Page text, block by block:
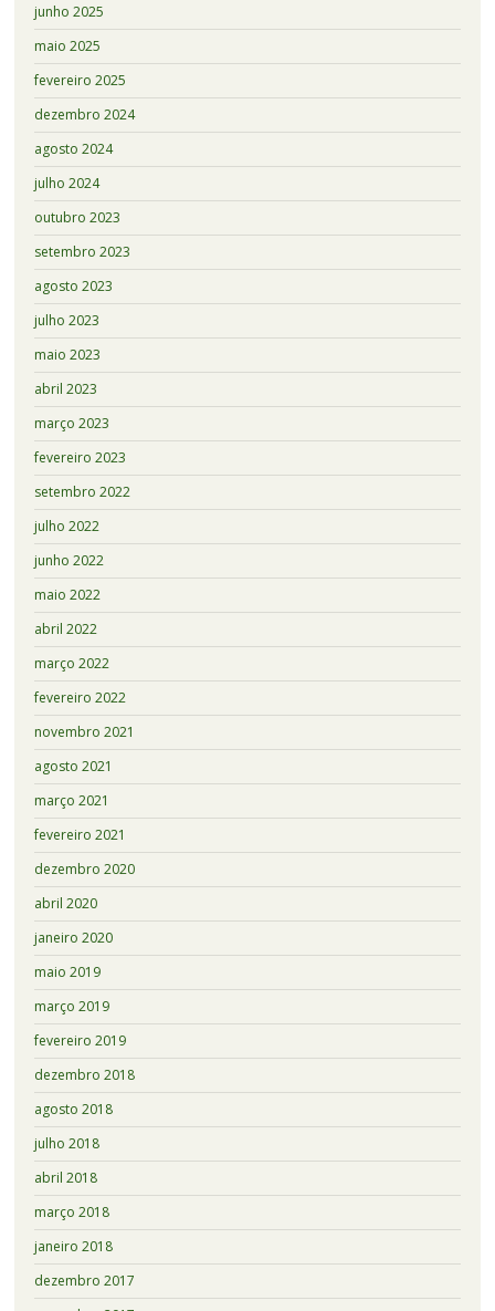
junho 2025
maio 2025
fevereiro 2025
dezembro 2024
agosto 2024
julho 2024
outubro 2023
setembro 2023
agosto 2023
julho 2023
maio 2023
abril 2023
março 2023
fevereiro 2023
setembro 2022
julho 2022
junho 2022
maio 2022
abril 2022
março 2022
fevereiro 2022
novembro 2021
agosto 2021
março 2021
fevereiro 2021
dezembro 2020
abril 2020
janeiro 2020
maio 2019
março 2019
fevereiro 2019
dezembro 2018
agosto 2018
julho 2018
abril 2018
março 2018
janeiro 2018
dezembro 2017